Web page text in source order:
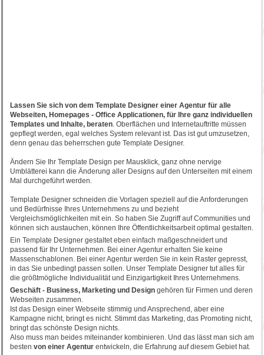
Lassen Sie sich von dem Template Designer einer Agentur für alle
Webseiten, Homepages - Office Applicationen, für Ihre ganz individuellen
Templates und Inhalte, beraten. Oberflächen und Internetauftritte müssen
gepflegt werden, egal welches System relevant ist. Das ist gut umzusetzen,
denn genau das beherrschen gute Template Designer.
Ändern Sie Ihr Template Design per Mausklick, ganz ohne nervige
Umblätterei kann die Änderung aller Designs auf den Unterseiten mit einem
Mal durchgeführt werden.
Template Designer schneiden die Vorlagen speziell auf die Anforderungen
und Bedürfnisse Ihres Unternehmens zu und bezieht
Vergleichsmöglichkeiten mit ein. So haben Sie Zugriff auf Communities und
können sich austauchen, können Ihre Öffentlichkeitsarbeit optimal gestalten.
Ein Template Designer gestaltet eben einfach maßgeschneidert und
passend für Ihr Unternehmen. Bei einer Agentur erhalten Sie keine
Massenschablonen. Bei einer Agentur werden Sie in kein Raster gepresst,
in das Sie unbedingt passen sollen. Unser Template Designer tut alles für
die größtmögliche Individualität und Einzigartigkeit Ihres Unternehmens.
Geschäft - Business, Marketing und Design gehören für Firmen und deren
Webseiten zusammen.
Ist das Design einer Webseite stimmig und Ansprechend, aber eine
Kampagne nicht, bringt es nicht. Stimmt das Marketing, das Promoting nicht,
bringt das schönste Design nichts.
Also muss man beides miteinander kombinieren. Und das lässt man sich am
besten von einer Agentur entwickeln, die Erfahrung auf diesem Gebiet hat.